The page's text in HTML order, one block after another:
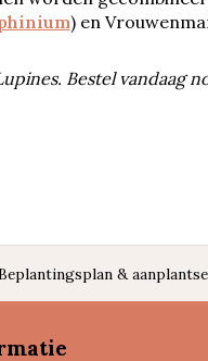
) en
Bestel vandaag
&